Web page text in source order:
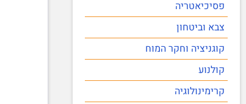
פסיכיאטריה
צבא וביטחון
קוגניציה וחקר המוח
קולנוע
קרימינולוגיה